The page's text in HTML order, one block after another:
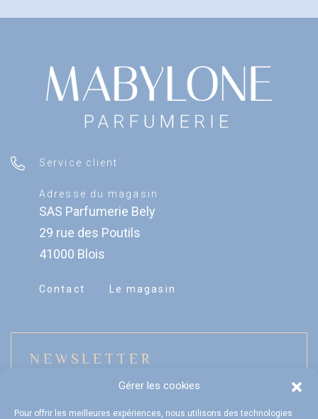
Gérer les cookies
Pour offrir les meilleures expériences, nous utilisons des technologies
Service client
Adresse du magasin
SAS Parfumerie Bely
29 rue des Poutils
41000 Blois
Contact Le magasin
NEWSLETTER